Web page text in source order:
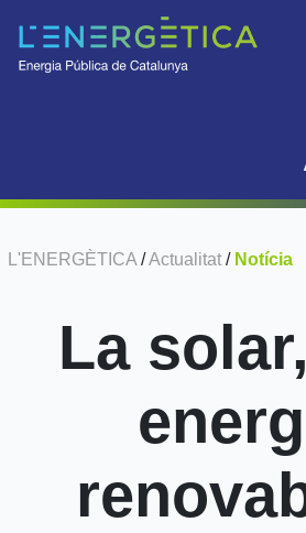
L'ENERGÈTICA /Actualitat / Notícia
La